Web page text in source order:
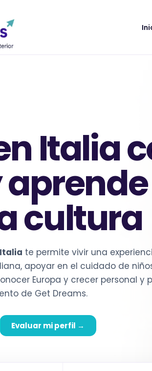
Italia
cultura
te permite vivir una
apoyar en el cuidado de
Europa y crecer personal y
de Get Dreams.
Evaluar mi perfil →